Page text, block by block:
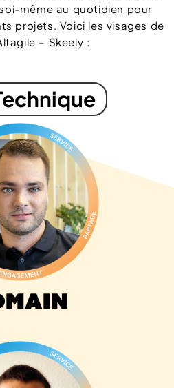
même au quotidien pour
projets. Voici les visages de
– Skeely :